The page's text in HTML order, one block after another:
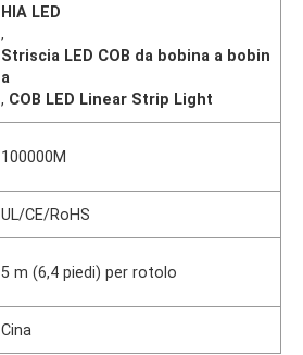
HIA LED
,
Striscia LED COB da bobina a bobin
a
, COB LED Linear Strip Light
100000M
UL/CE/RoHS
5 m (6,4 piedi) per rotolo
Cina